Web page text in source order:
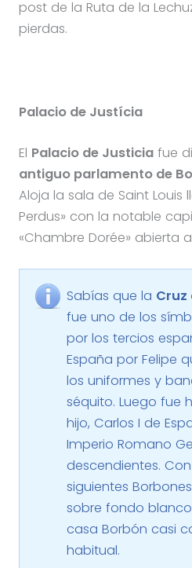
post de la Ruta de la
pierdas.
Palacio de Justícia
El Palacio de Justiciafue
antiguo parlamento de
Aloja la sala de Saint Louis
Perdus» con la notable
«Chambre Dorée» abierta
Sabías que la Cruz
fue uno de los
por los tercios
España por Felipe
los uniformes y
séquito. Luego fue
hijo, Carlos I de
Imperio Romano
descendientes.
siguientes
sobre fondo
casa Borbón casi
habitual.